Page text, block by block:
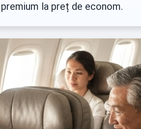
la preț de econom.